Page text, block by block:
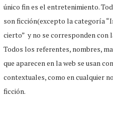
único fin es el entretenimiento.
son ficción(excepto la categoría
cierto” y no se corresponden con
Todos los referentes, nombres,
que aparecen en la web se usan
contextuales, como en cualquier
ficción.